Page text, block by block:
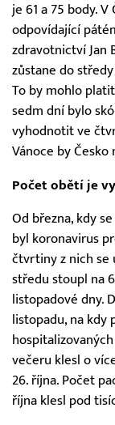
je 61 a 75 body.
odpovídající
zdravotnictví Jan
zůstane do
To by mohlo
sedm dní bylo
vyhodnotit ve
Vánoce by
Počet obětí je
Od března, kdy
byl koronavirus
čtvrtiny z nich se
středu stoupl na
listopadové dny.
listopadu, na kdy
večeru klesl o
26. října. Počet
října klesl pod